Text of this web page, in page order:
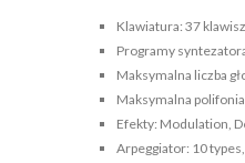
Klawiatura: 37
Programy
Maksymalna liczba
Maksymalna
Efekty: Modulation,
Arpeggiator: 10